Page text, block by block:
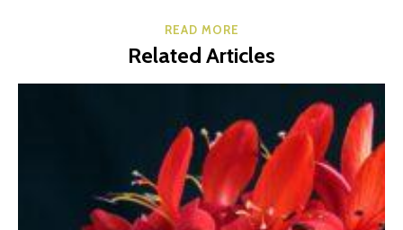
READ MORE
Related Articles